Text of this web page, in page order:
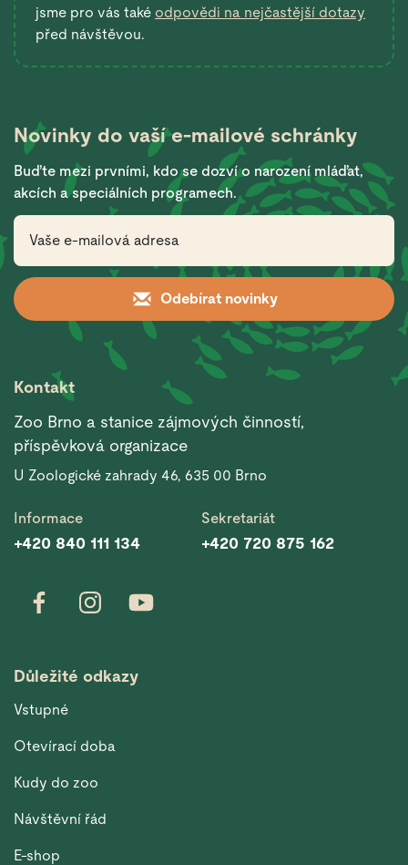
jsme pro vás také odpovědi na nejčastější dotazy
před návštěvou.
Novinky do vašíe-mailové schránky
Buďte mezi prvními, kdo se dozví o narození mláďat,
akcích a speciálních programech.
Odebírat novinky
Kontakt
Zoo Brno a stanice zájmových činností,
příspěvková organizace
U Zoologické zahrady 46, 635 00 Brno
Informace
+420 840 111 134
Sekretariát
+420 720 875 162
Důležité odkazy
Vstupné
Otevírací doba
Kudy do zoo
Návštěvní řád
E-shop